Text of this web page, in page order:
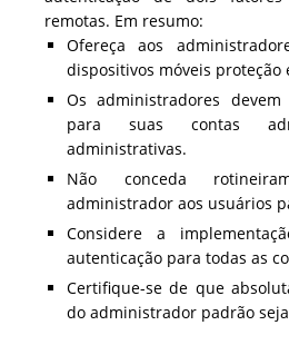
remotas. Em resumo:
Ofereça aos
dispositivos móveis proteção
Os administradores
para suas contas
administrativas.
Não conceda
administrador aos usuários
Considere a
autenticação para todas as
Certifique-se de que
do administrador padrão